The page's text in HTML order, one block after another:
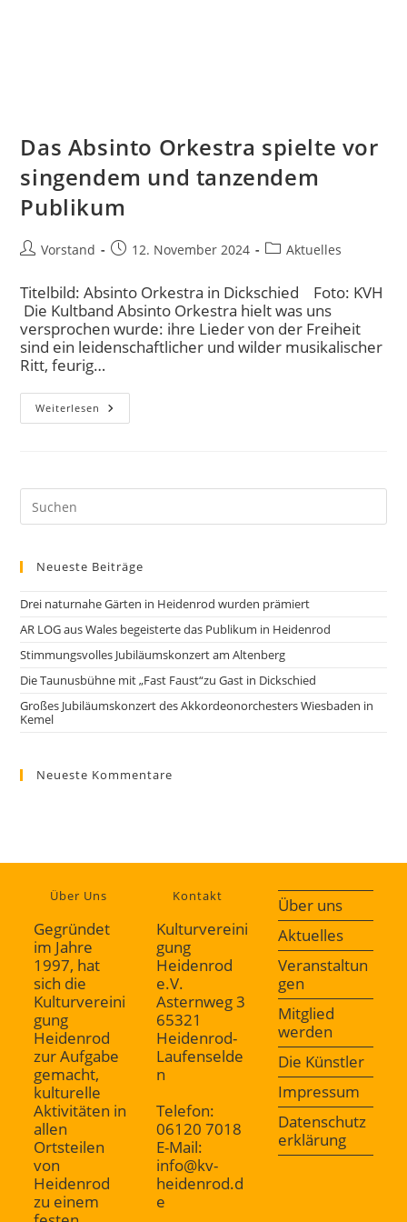
Das Absinto Orkestra spielte vor
singendem und tanzendem
Publikum
Vorstand 12. November 2024 Aktuelles
Titelbild: Absinto Orkestra in Dickschied Foto: KVH
Die Kultband Absinto Orkestra hielt was uns
versprochen wurde: ihre Lieder von der Freiheit
sind ein leidenschaftlicher und wilder musikalischer
Ritt, feurig…
Weiterlesen
Neueste Beiträge
Drei naturnahe Gärten in Heidenrod wurden prämiert
AR LOG aus Wales begeisterte das Publikum in Heidenrod
Stimmungsvolles Jubiläumskonzert am Altenberg
Die Taunusbühne mit „Fast Faust“zu Gast in Dickschied
Großes Jubiläumskonzert des Akkordeonorchesters Wiesbaden in
Kemel
Neueste Kommentare
Über Uns
Gegründet
im Jahre
1997, hat
sich die
Kulturvereini
gung
Heidenrod
zur Aufgabe
gemacht,
kulturelle
Aktivitäten in
allen
Ortsteilen
von
Heidenrod
zu einem
Kontakt
Kulturvereini
gung
Heidenrod
e.V.
Asternweg 3
65321
Heidenrod-
Laufenselde
n
Telefon:
06120 7018
E-Mail:
info@kv-
heidenrod.d
e
Über uns
Aktuelles
Veranstaltun
gen
Mitglied
werden
Die Künstler
Impressum
Datenschutz
erklärung